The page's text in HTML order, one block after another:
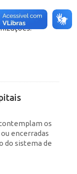
Formatos:
os
encerradas
do sistema de